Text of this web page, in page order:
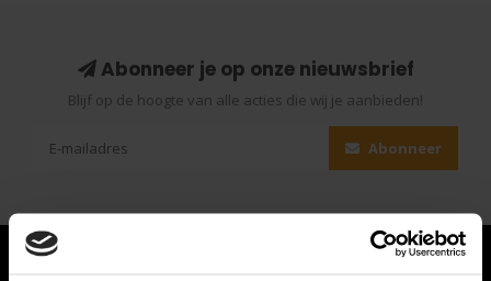
Abonneer je op onze nieuwsbrief
Blijf op de hoogte van alle acties die wij je aanbieden!
Abonneer